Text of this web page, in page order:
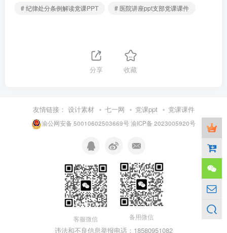
# 纪律处分条例解读党课PPT
# 医院讲座ppt支部党课课件
分享 收藏
友情链接： 设计素材 七一网 党课ppt 党课课件
渝公网安备 50010602503669号渝ICP备 2023005920号
客服微信 备用微信
违法和不良信息举报电话：18580951082